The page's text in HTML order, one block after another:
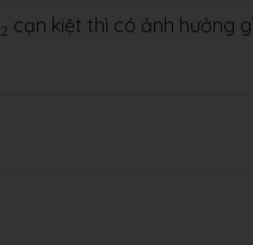
2 cạn kiệt thì có ảnh hưởng